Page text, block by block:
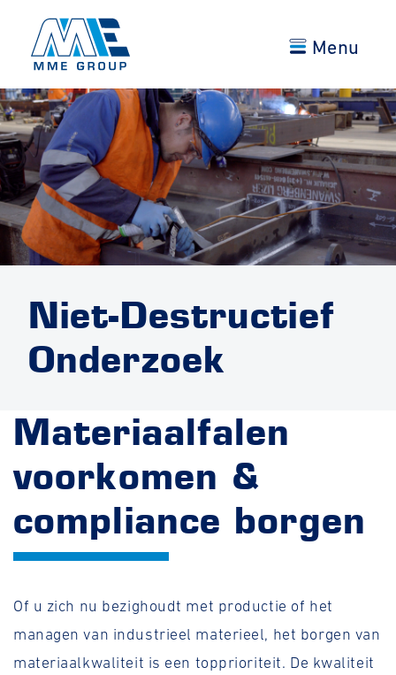
Menu
Niet-Destructief
Onderzoek
Materiaalfalen
voorkomen &
compliance borgen
Of u zich nu bezighoudt met productie of het
managen van industrieel materieel, het borgen van
materiaalkwaliteit is een topprioriteit. De kwaliteit